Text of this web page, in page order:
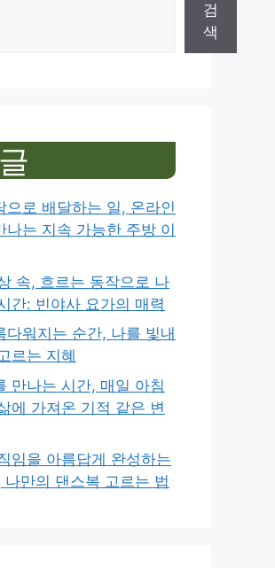
검
색
으로 배달하는 일, 온라인
나는 지속 가능한 주방 이
속, 흐르는 동작으로 나
간: 빈야사 요가의 매력
다워지는 순간, 나를 빛내
르는 지혜
만나는 시간, 매일 아침
에 가져온 기적 같은 변
임을 아름답게 완성하는
나만의 댄스복 고르는 법